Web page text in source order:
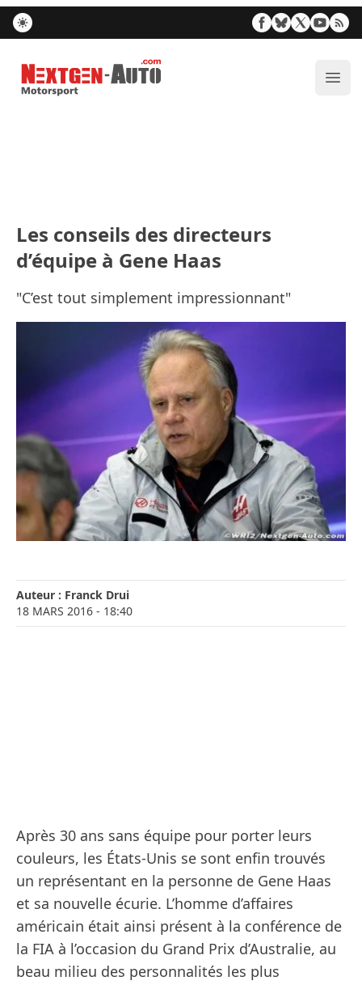
Nextgen-Auto.com
Les conseils des directeurs
d’équipe à Gene Haas
"C’est tout simplement impressionnant"
Auteur : Franck Drui
18 MARS 2016 - 18:40
Après 30 ans sans équipe pour porter leurs
couleurs, les États-Unis se sont enfin trouvés
un représentant en la personne de Gene Haas
et sa nouvelle écurie. L’homme d’affaires
américain était ainsi présent à la conférence de
la FIA à l’occasion du Grand Prix d’Australie, au
beau milieu des personnalités les plus